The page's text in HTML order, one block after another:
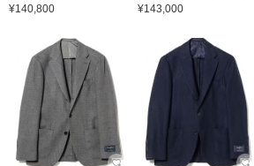
¥140,800 ¥143,000